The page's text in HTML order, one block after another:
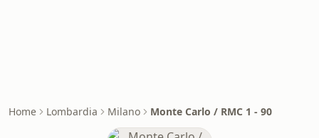
Home Lombardia Milano Monte Carlo / RMC 1 - 90